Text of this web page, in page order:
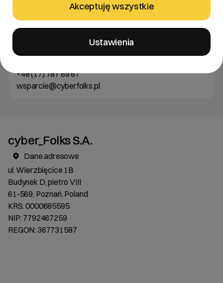
k.petrus@innervalue.pl
+48 (17) 787 69 67
wsparcie@cyberfolks.pl
cyber_Folks S.A.
Dane adresowe
ul. Wierzbięcice 1B
Budynek D, pietro VIII
61-569, Poznań, Poland
KRS: 0000685595
NIP: 7792467259
REGON: 367731587
Akceptuję wszystkie
Ustawienia